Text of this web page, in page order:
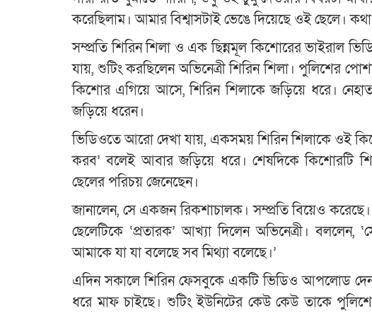
করেছিলাম। আমার বিশ্বাসটাই ভেঙে দিয়েছে ওই ছেলে।
সম্প্রতি শিরিন শিলা ও এক ছিন্নমূল কিশোরের ভাইরাল
যায়, শুটিং করছিলেন অভিনেত্রী শিরিন শিলা। পুলিশের
কিশোর এগিয়ে আসে, শিরিন শিলাকে জড়িয়ে ধরে।
জড়িয়ে ধরেন।
ভিডিওতে আরো দেখা যায়, একসময় শিরিন শিলাকে ওই
করব’ বলেই আবার জড়িয়ে ধরে। শেষদিকে কিশোরটি
ছেলের পরিচয় জেনেছেন।
জানালেন, সে একজন রিকশাচালক। সম্প্রতি বিয়েও
ছেলেটিকে ‘প্রতারক’ আখ্যা দিলেন অভিনেত্রী।
আমাকে যা যা বলেছে সব মিথ্যা বলেছে।’
এদিন সকালে শিরিন ফেসবুকে একটি ভিডিও আপলোড দেন।
ধরে মাফ চাইছে। শুটিং ইউনিটের কেউ কেউ তাকে